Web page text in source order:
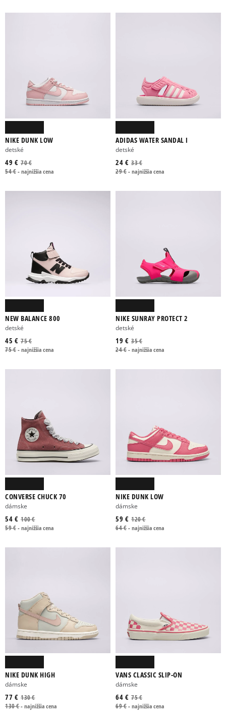
NIKE DUNK LOW
detské
70 €
49 €
54 €-najnižšia cena
ADIDAS WATER SANDAL I
detské
33 €
24 €
29 €-najnižšia cena
NEW BALANCE 800
detské
75 €
45 €
75 €-najnižšia cena
NIKE SUNRAY PROTECT 2
detské
35 €
19 €
24 €-najnižšia cena
CONVERSE CHUCK 70
dámske
100 €
54 €
59 €-najnižšia cena
NIKE DUNK LOW
dámske
120 €
59 €
64 €-najnižšia cena
NIKE DUNK HIGH
dámske
130 €
77 €
130 €-najnižšia cena
VANS CLASSIC SLIP-ON
dámske
75 €
64 €
69 €-najnižšia cena